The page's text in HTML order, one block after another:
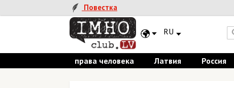
Повестка
RU
права человека Латвия Россия